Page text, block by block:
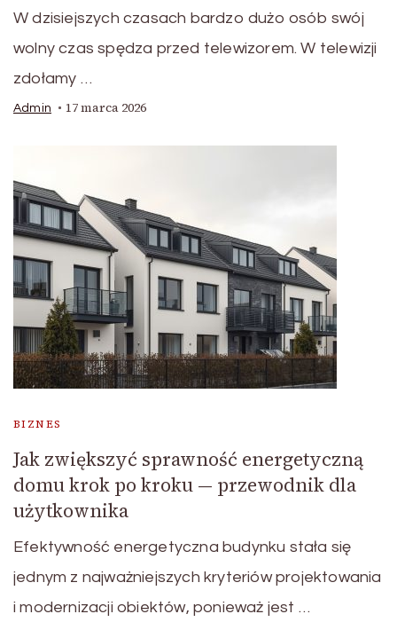
W dzisiejszych czasach bardzo dużo osób swój
wolny czas spędza przed telewizorem. W telewizji
zdołamy …
Admin 17 marca 2026
BIZNES
Jak zwiększyć sprawność energetyczną
domu krok po kroku — przewodnik dla
użytkownika
Efektywność energetyczna budynku stała się
jednym z najważniejszych kryteriów projektowania
i modernizacji obiektów, ponieważ jest …